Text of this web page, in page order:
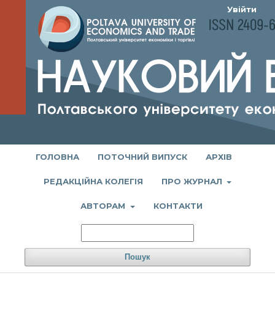
ГОЛОВНА ПОТОЧНИЙ ВИПУСК АРХІВ
РЕДАКЦІЙНА КОЛЕГІЯ ПРО ЖУРНАЛ
АВТОРАМ КОНТАКТИ
Пошук
Увійти